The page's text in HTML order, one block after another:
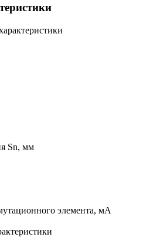
Sn, мм
элемента, мА